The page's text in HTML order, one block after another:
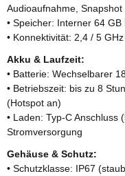
Audioaufnahme, Snapshot
• Speicher: Interner 64
• Konnektivität: 2,4 / 5
Akku & Laufzeit:
• Batterie: Wechselbarer
• Betriebszeit: bis zu 8
(Hotspot an)
• Laden: Typ-C Anschluss
Stromversorgung
Gehäuse & Schutz:
• Schutzklasse: IP67